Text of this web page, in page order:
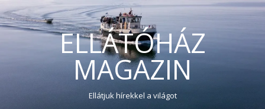
ELLÁTÓHÁZ
MAGAZIN
Ellátjuk hírekkel a világot